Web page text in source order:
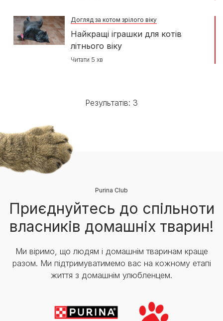
Догляд за котом зрілого віку
Найкращі іграшки для котів
літнього віку
Читати 5 хв
Результатів: 3
Purina Club
Приєднуйтесь до спільноти
власників домашніх тварин!
Ми віримо, що людям і домашнім тваринам краще
разом. Ми підтримуватимемо вас на кожному етапі
життя з домашнім улюбленцем.